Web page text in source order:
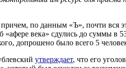
по данным «Ъ», почти вся
века» сдулись до суммы в
допрошено было всего 5
утверждает, что его